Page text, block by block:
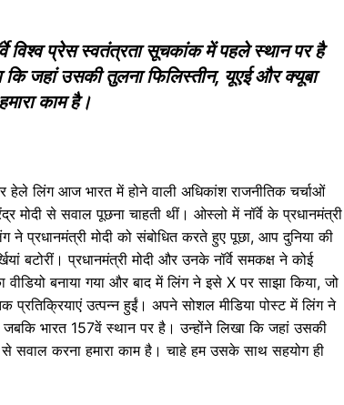
विश्व प्रेस स्वतंत्रता सूचकांक में पहले स्थान पर है
जहां उसकी तुलना फिलिस्तीन, यूएई और क्यूबा
काम है।
लिंग आज भारत में होने वाली अधिकांश राजनीतिक चर्चाओं
मोदी से सवाल पूछना चाहती थीं। ओस्लो में नॉर्वे के प्रधानमंत्री
मोदी को संबोधित करते हुए पूछा, आप दुनिया की
प्रधानमंत्री मोदी और उनके नॉर्वे समकक्ष ने कोई
बनाया गया और बाद में लिंग ने इसे X पर साझा किया, जो
प्रतिक्रियाएं उत्पन्न हुईं। अपने सोशल मीडिया पोस्ट में लिंग ने
भारत 157वें स्थान पर है। उन्होंने लिखा कि जहां उसकी
सवाल करना हमारा काम है। चाहे हम उसके साथ सहयोग ही